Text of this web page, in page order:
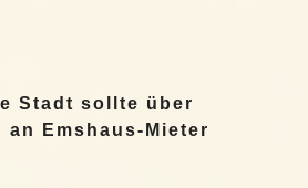
Stadt sollte über
Emshaus-Mieter